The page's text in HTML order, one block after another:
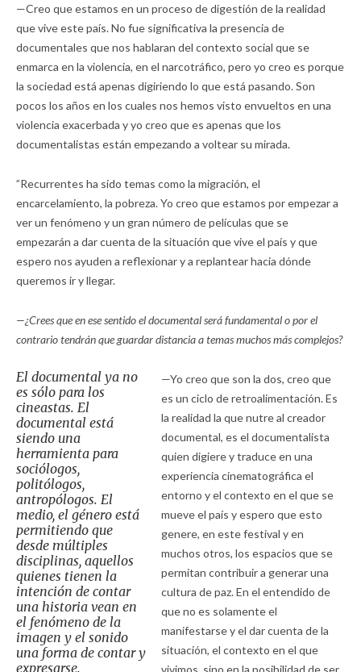
—Creo que estamos en un proceso de digestión de la realidad
que vive este país. No fue significativa la presencia de
documentales que nos hablaran del contexto social que se
enmarca en la violencia, en el narcotráfico, pero yo creo es porque
la sociedad está apenas digiriendo lo que está pasando. Son
pocos los años en los cuales nos hemos visto envueltos en una
violencia exacerbada y yo creo que es apenas que los
documentalistas están empezando a voltear su mirada.
”Recurrentes ha sido temas como la migración, el
encarcelamiento, la pobreza. Yo creo que estamos por empezar a
ver un fenómeno y un gran número de películas que se
empezarán a dar cuenta de la situación que vive el país y que
espero nos ayuden a reflexionar y a replantear hacia dónde
queremos ir y llegar.
—¿Crees que en ese sentido el documental será fundamental o por el
contrario tendrán que guardar distancia a temas muchos más complejos?
El documental ya no
es sólo para los
cineastas. El
documental está
siendo una
herramienta para
sociólogos,
politólogos,
antropólogos. El
medio, el género está
permitiendo que
desde múltiples
disciplinas, aquellos
quienes tienen la
intención de contar
una historia vean en
el fenómeno de la
imagen y el sonido
una forma de contar y
expresarse.
—Yo creo que son la dos, creo que
es un ciclo de retroalimentación. Es
la realidad la que nutre al creador
documental, es el documentalista
quien digiere y traduce en una
experiencia cinematográfica el
entorno y el contexto en el que se
mueve el país y espero que esto
genere, en este festival y en
muchos otros, los espacios que se
permitan contribuir a generar una
cultura de paz. En el entendido de
que no es solamente el
manifestarse y el dar cuenta de la
situación, el contexto en el que
vivimos, sino en la posibilidad de ser